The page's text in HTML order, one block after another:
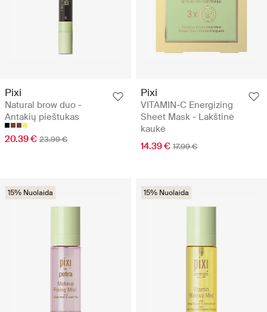
Pixi
Natural brow duo -
Antakių pieštukas
20.39 € 23.99 €
Pixi
VITAMIN-C Energizing
Sheet Mask - Lakštinė
kaukė
14.39 € 17.99 €
15% Nuolaida 15% Nuolaida